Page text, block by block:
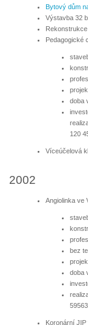
Bytový dům
Výstavba 32
Pedagogické
doba
120
Víceúčelová
2002
Angiolinka ve
bez
doba
Koronární